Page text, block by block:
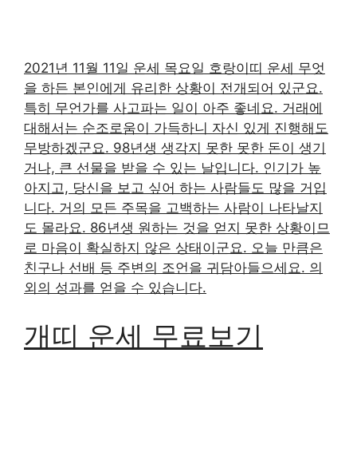
2021년 11월 11일 운세 목요일 호랑이띠 운세 무엇
을 하든 본인에게 유리한 상황이 전개되어 있군요.
특히 무언가를 사고파는 일이 아주 좋네요. 거래에
대해서는 순조로움이 가득하니 자신 있게 진행해도
무방하겠군요. 98년생 생각지 못한 못한 돈이 생기
거나, 큰 선물을 받을 수 있는 날입니다. 인기가 높
아지고, 당신을 보고 싶어 하는 사람들도 많을 거입
니다. 거의 모든 주목을 고백하는 사람이 나타날지
도 몰라요. 86년생 원하는 것을 얻지 못한 상황이므
로 마음이 확실하지 않은 상태이군요. 오늘 만큼은
친구나 선배 등 주변의 조언을 귀담아들으세요. 의
외의 성과를 얻을 수 있습니다.
개띠 운세 무료보기